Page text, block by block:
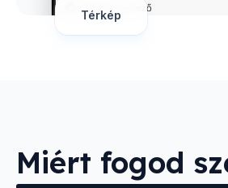
Térkép
Miért fogod